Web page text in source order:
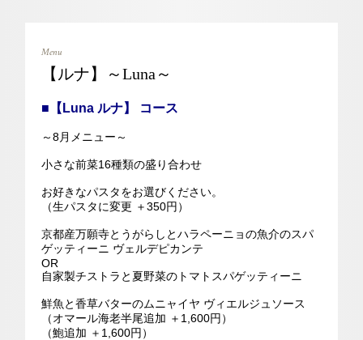
Menu
【ルナ】～Luna～
■【Luna ルナ】 コース
～8月メニュー～
小さな前菜16種類の盛り合わせ
お好きなパスタをお選びください。
（生パスタに変更 ＋350円）
京都産万願寺とうがらしとハラペーニョの魚介のスパ
ゲッティーニ ヴェルデピカンテ
OR
自家製チストラと夏野菜のトマトスパゲッティーニ
鮮魚と香草バターのムニャイヤ ヴィエルジュソース
（オマール海老半尾追加 ＋1,600円）
（鮑追加 ＋1,600円）